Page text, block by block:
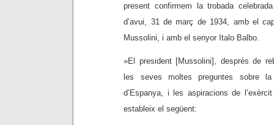
present confirmem la trobada
d’avui, 31 de març de 1934, amb el
Mussolini, i amb el senyor Italo Balbo.
»El president [Mussolini], després de
les seves moltes preguntes sobre
d’Espanya, i les aspiracions de
estableix el següent: